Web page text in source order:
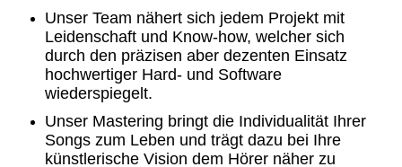
Unser Team nähert sich jedem Projekt mit
Leidenschaft und Know-how, welcher sich
durch den präzisen aber dezenten Einsatz
hochwertiger Hard- und Software
wiederspiegelt.
Unser Mastering bringt die Individualität Ihrer
Songs zum Leben und trägt dazu bei Ihre
künstlerische Vision dem Hörer näher zu